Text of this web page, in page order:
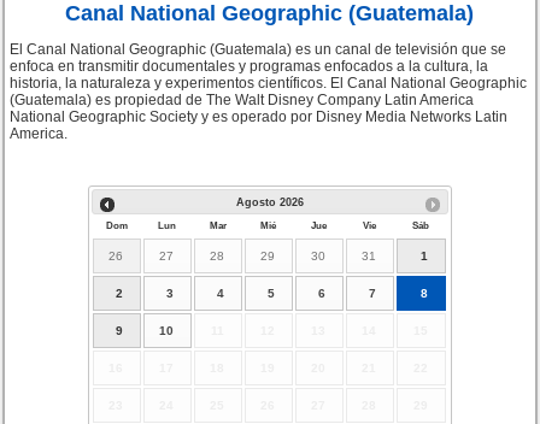
Canal National Geographic (Guatemala)
El Canal National Geographic (Guatemala) es un canal de televisión que se
enfoca en transmitir documentales y programas enfocados a la cultura, la
historia, la naturaleza y experimentos científicos. El Canal National Geographic
(Guatemala) es propiedad de The Walt Disney Company Latin America
National Geographic Society y es operado por Disney Media Networks Latin
America.
Agosto 2026
Dom Lun Mar Mié Jue Vie Sáb
26 27 28 29 30 31 1
2 3 4 5 6 7 8
9 10